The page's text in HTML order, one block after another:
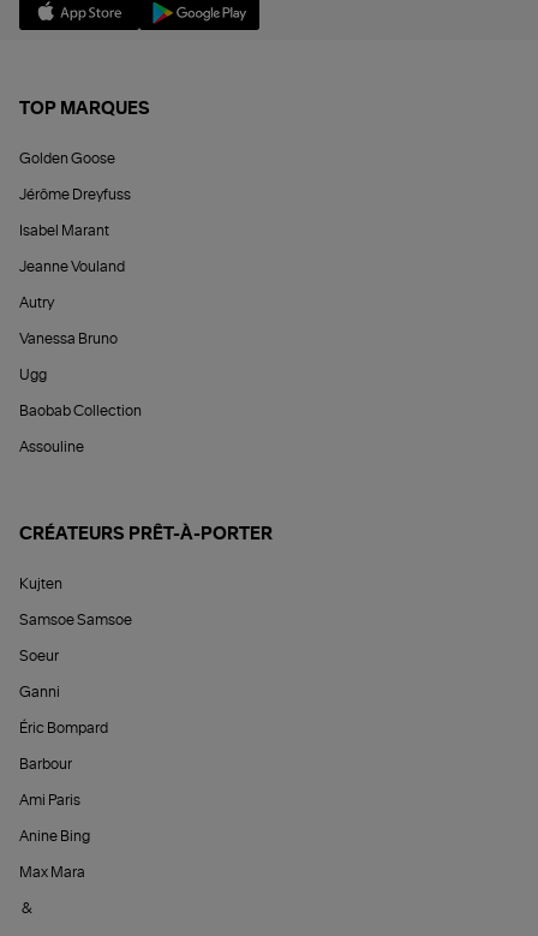
TOP MARQUES
Golden Goose
Jérôme Dreyfuss
Isabel Marant
Jeanne Vouland
Autry
Vanessa Bruno
Ugg
Baobab Collection
Assouline
CRÉATEURS PRÊT-À-PORTER
Kujten
Samsoe Samsoe
Soeur
Ganni
Éric Bompard
Barbour
Ami Paris
Anine Bing
Max Mara
&